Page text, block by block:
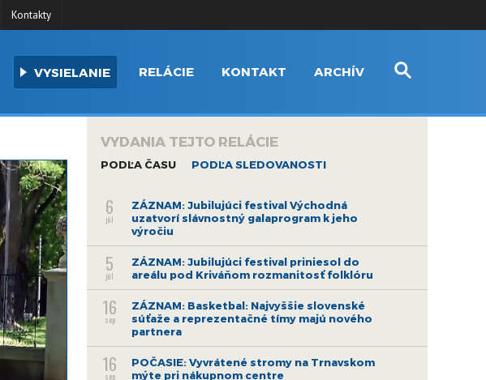
Kontakty
VYSIELANIE RELÁCIE KONTAKT ARCHÍV
VYDANIA TEJTO RELÁCIE
PODĽA ČASU PODĽA SLEDOVANOSTI
6
júl
ZÁZNAM: Jubilujúci festival Východná
uzatvorí slávnostný galaprogram k jeho
výročiu
5
júl
ZÁZNAM: Jubilujúci festival priniesol do
areálu pod Kriváňom rozmanitosť folklóru
16
sep
ZÁZNAM: Basketbal: Najvyššie slovenské
súťaže a reprezentačné tímy majú nového
partnera
16
sep
POČASIE: Vyvrátené stromy na Trnavskom
mýte pri nákupnom centre